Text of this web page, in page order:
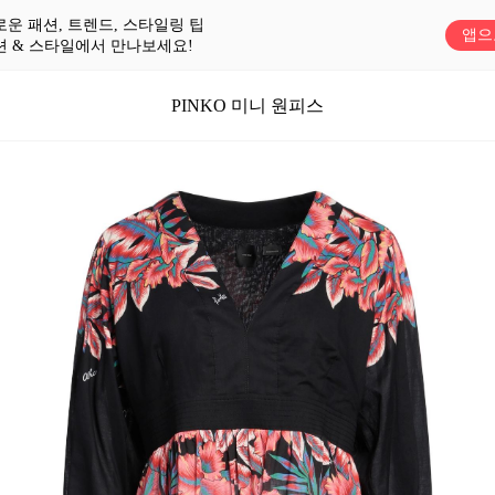
운 패션, 트렌드, 스타일링 팁
& 스타일에서 만나보세요!
앱
PINKO 미니 원피스